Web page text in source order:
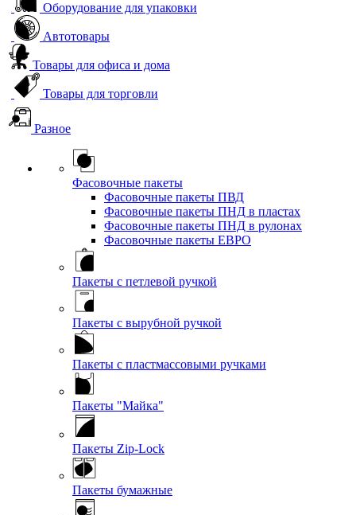
Оборудование для упаковки
Автотовары
Товары для офиса и дома
Товары для торговли
Разное
Фасовочные пакеты
Фасовочные пакеты ПВД
Фасовочные пакеты ПНД в пластах
Фасовочные пакеты ПНД в рулонах
Фасовочные пакеты ЕВРО
Пакеты с петлевой ручкой
Пакеты с вырубной ручкой
Пакеты с пластмассовыми ручками
Пакеты "Майка"
Пакеты Zip-Lock
Пакеты бумажные